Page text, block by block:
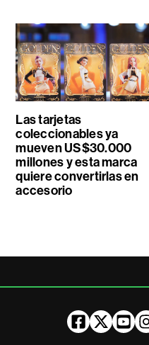
Las tarjetas
coleccionables ya
mueven US$30.000
millones y esta marca
quiere convertirlas en
accesorio